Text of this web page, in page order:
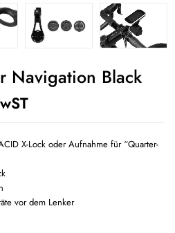
Navigation Black
X-Lock oder Aufnahme für “Quarter-
vor dem Lenker